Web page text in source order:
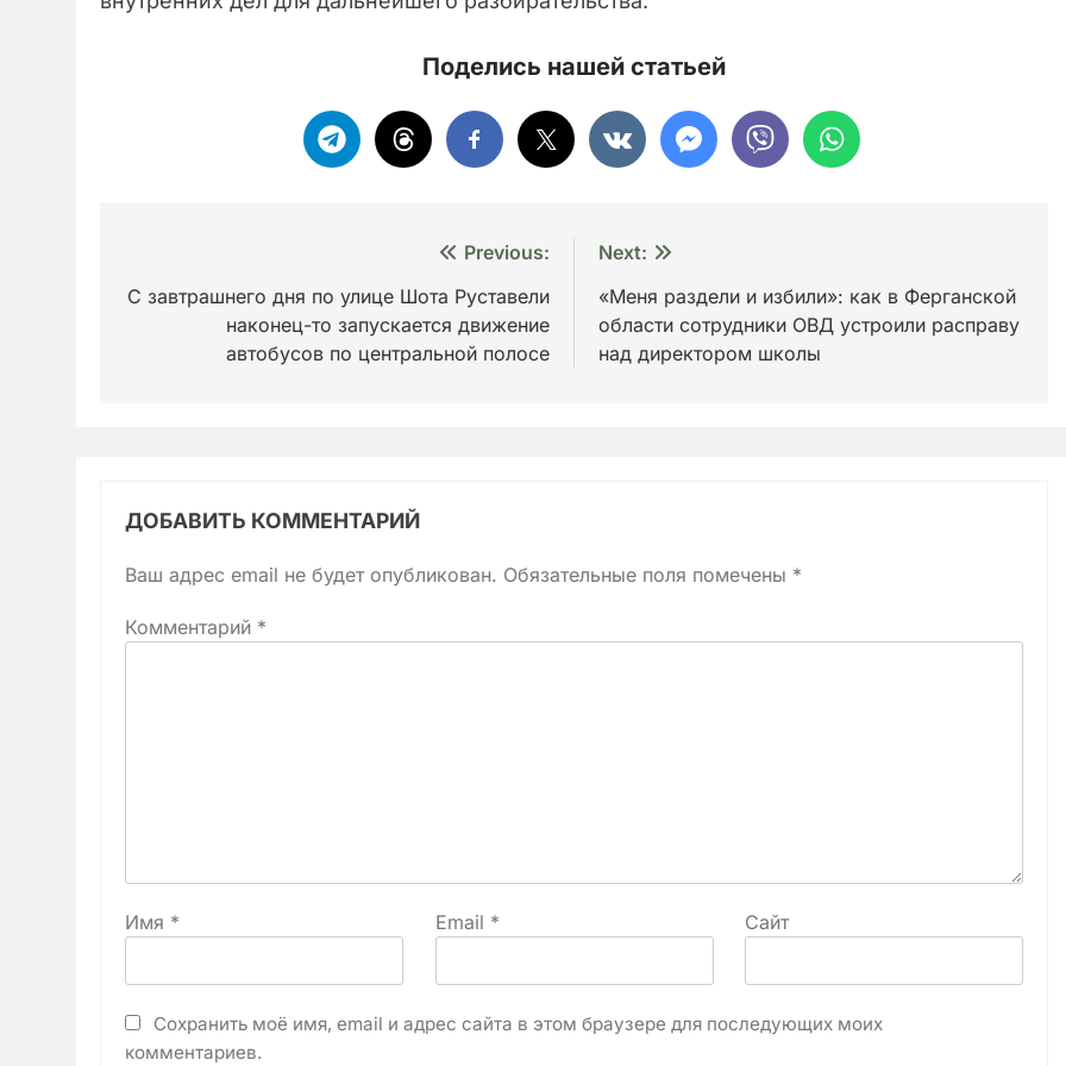
Поделись нашей статьей
по
записям
Previous:
С завтрашнего дня по улице Шота Руставели
наконец-то запускается движение
автобусов по центральной полосе
Next:
«Меня раздели и избили»: как в Ферганской
области сотрудники ОВД устроили расправу
над директором школы
ДОБАВИТЬ КОММЕНТАРИЙ
Ваш адрес email не будет опубликован. Обязательные поля помечены *
Комментарий *
Имя * Email * Сайт
Сохранить моё имя, email и адрес сайта в этом браузере для последующих моих
комментариев.